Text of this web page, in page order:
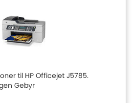
til HP Officejet J5785.
Gebyr